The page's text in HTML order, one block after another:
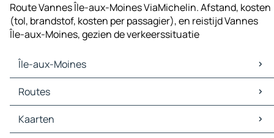
Route Vannes Île-aux-Moines ViaMichelin. Afstand, kosten
(tol, brandstof, kosten per passagier), en reistijd Vannes
Île-aux-Moines, gezien de verkeerssituatie
Île-aux-Moines
Île-aux-Moines Kaarten
Île-aux-Moines Verkeer
Île-aux-Moines Hotels
Île-aux-Moines Restaurants
Routes
Routes Île-aux-Moines - Vannes
Routes Île-aux-Moines - Île-d'Arz
Kaarten